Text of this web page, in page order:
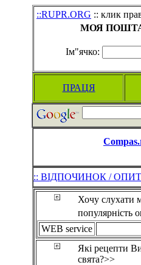
::RUPR.ORG :: клик
МОЯ ПОШТА:
Ім"ячко:
ПРАЦЯ
:: ВІДПОЧИНОК /
Хочу слухати
популярність
WEB service
Які рецепти
свята?>>